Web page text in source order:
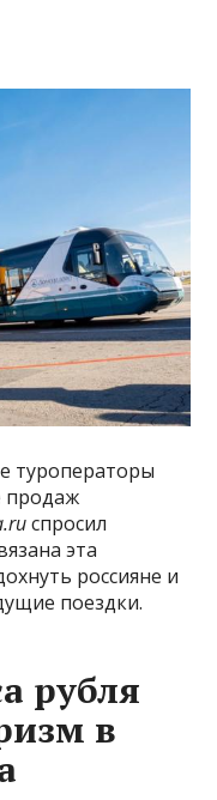
туроператоры
продаж
спросил
эта
россияне и
поездки.
рубля
в